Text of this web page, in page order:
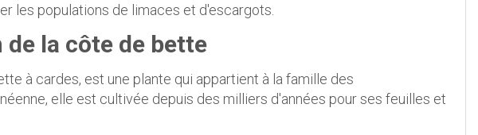
les populations de limaces et d'escargots.
la côte de bette
à cardes, est une plante qui appartient à la famille des
elle est cultivée depuis des milliers d'années pour ses feuilles et